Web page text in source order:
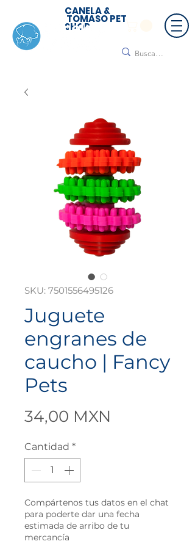
CANELA &
TOMASO PET
SHOP
SKU: 7501556495126
Juguete
engranes de
caucho | Fancy
Pets
34,00 MXN
Cantidad *
Compártenos tus datos en el chat
para poderte dar una fecha
estimada de arribo de tu
mercancía